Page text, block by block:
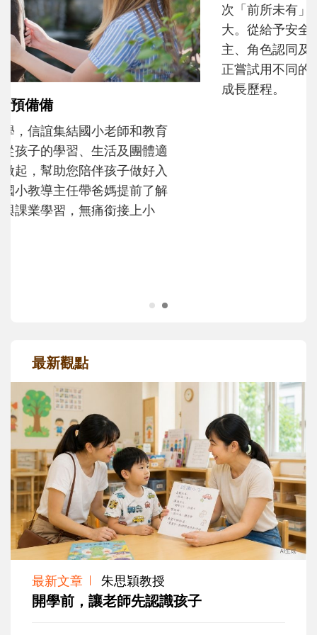
和孩子一起長大的那個男人│讀懂父親的
不同模樣
沒有人天生就擅長當爸爸！男人總是在一次
次「前所未有」的體驗中，跟著孩子一起長
大。從給予安全感的肢體遊戲，到獨立自
主、角色認同及解決問題的能力養成。爸爸
最新觀點
最新文章 朱思穎教授
開學前，讓老師先認識孩子